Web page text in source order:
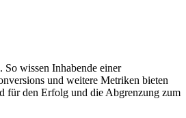
wissen Inhabende einer
und weitere Metriken bieten
für den Erfolg und die Abgrenzung zum